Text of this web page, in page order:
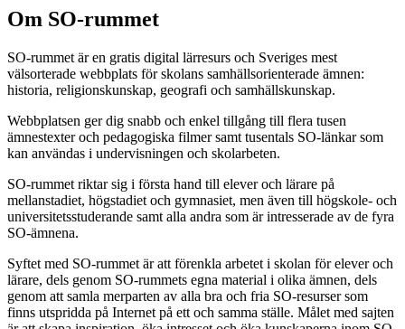
Om SO-rummet
SO-rummet är en gratis digital lärresurs och Sveriges mest
välsorterade webbplats för skolans samhällsorienterade ämnen:
historia, religionskunskap, geografi och samhällskunskap.
Webbplatsen ger dig snabb och enkel tillgång till flera tusen
ämnestexter och pedagogiska filmer samt tusentals SO-länkar som
kan användas i undervisningen och skolarbeten.
SO-rummet riktar sig i första hand till elever och lärare på
mellanstadiet, högstadiet och gymnasiet, men även till högskole- och
universitetsstuderande samt alla andra som är intresserade av de fyra
SO-ämnena.
Syftet med SO-rummet är att förenkla arbetet i skolan för elever och
lärare, dels genom SO-rummets egna material i olika ämnen, dels
genom att samla merparten av alla bra och fria SO-resurser som
finns utspridda på Internet på ett och samma ställe. Målet med sajten